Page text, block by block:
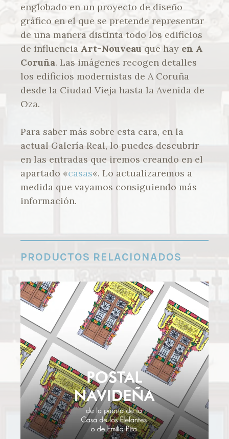
englobado en un proyecto de diseño
gráfico en el que se pretende representar
de una manera distinta todo los edificios
de influencia Art-Nouveau que hay en A
Coruña. Las imágenes recogen detalles
los edificios modernistas de A Coruña
desde la Ciudad Vieja hasta la Avenida de
Oza.
Para saber más sobre esta cara, en la
actual Galería Real, lo puedes descubrir
en las entradas que iremos creando en el
apartado «casas«. Lo actualizaremos a
medida que vayamos consiguiendo más
información.
PRODUCTOS RELACIONADOS